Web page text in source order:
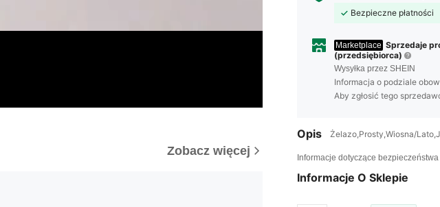
Zobacz więcej
Bezpieczne płatności
Marketplace Sprzedaje
(przedsiębiorca)
Wysyłka przez SHEIN
Informacja o podziale
Aby zgłosić tego
Opis Żelazo,Prosty,Wiosna/
Informacje dotyczące
Informacje O Sklepie
4,91 182